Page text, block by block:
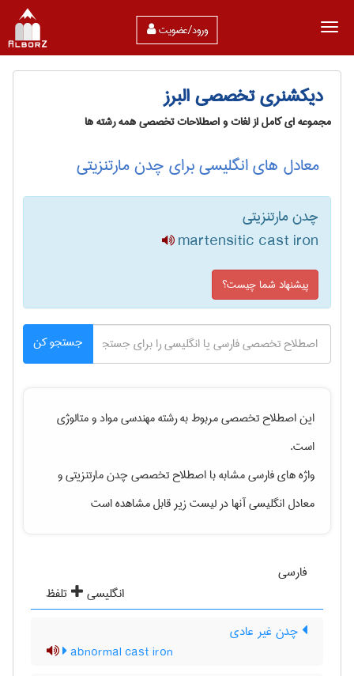
ورود/عضویت
دیکشنری تخصصی البرز
مجموعه ای کامل از لغات و اصطلاحات تخصصی همه رشته ها
معادل های انگلیسی برای چدن مارتنزیتی
چدن مارتنزیتی
martensitic cast iron
پیشنهاد شما چیست؟
جستجو کن
این اصطلاح تخصصی مربوط به رشتهمهندسی مواد و متالوژی
است.
واژه های فارسی مشابه با اصطلاح تخصصیچدن مارتنزیتیو
معادل انگلیسی آنها در لیست زیر قابل مشاهده است
فارسی
انگلیسی
تلفظ
چدن غیر عادی
abnormal cast iron